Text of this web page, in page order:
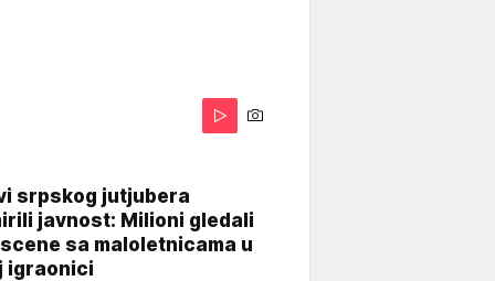
srpskog jutjubera
javnost: Milioni gledali
sa maloletnicama u
igraonici